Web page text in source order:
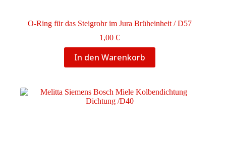
O-Ring für das Steigrohr im Jura Brüheinheit / D57
1,00€
In den Warenkorb